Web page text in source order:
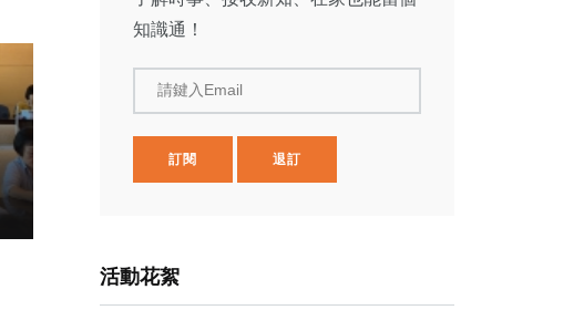
知識通！
請鍵入Email
訂閱 退訂
活動花絮